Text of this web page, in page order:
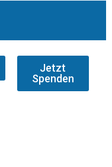
Jetzt
Spenden